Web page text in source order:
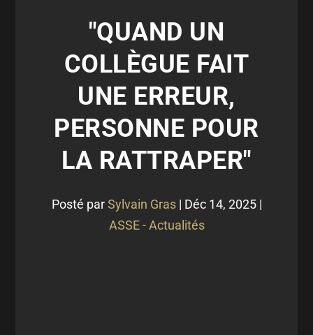
"QUAND UN
COLLÈGUE FAIT
UNE ERREUR,
PERSONNE POUR
LA RATTRAPER"
Posté parSylvain Gras| Déc 14, 2025|
ASSE - Actualités